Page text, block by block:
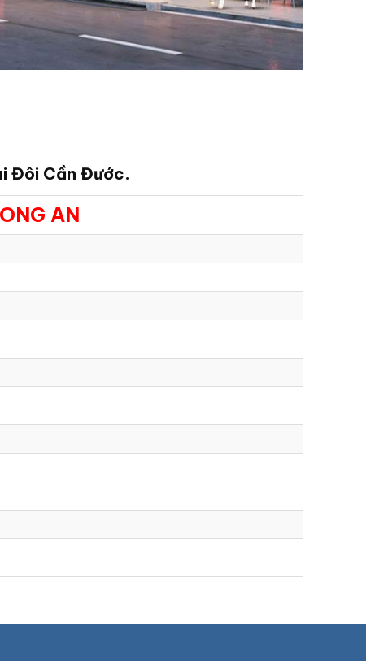
Đôi Cần Đước.
AN